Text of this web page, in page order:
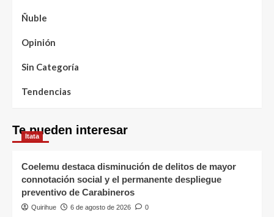
Ñuble
Opinión
Sin Categoría
Tendencias
Te pueden interesar
Itata
Coelemu destaca disminución de delitos de mayor
connotación social y el permanente despliegue
preventivo de Carabineros
Quirihue 6 de agosto de 2026 0